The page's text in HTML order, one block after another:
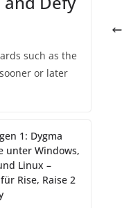
such as the
or later
1: Dygma
unter Windows,
Linux –
Rise, Raise 2